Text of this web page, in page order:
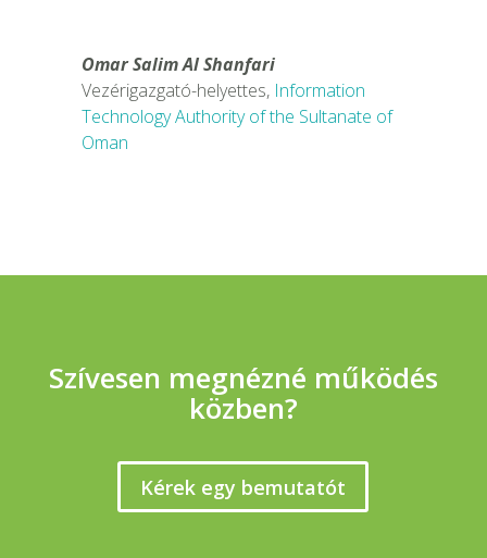
Omar Salim Al Shanfari
Vezérigazgató-helyettes, Information
Technology Authority of the Sultanate of
Oman
Szívesen megnézné működés
közben?
Kérek egy bemutatót